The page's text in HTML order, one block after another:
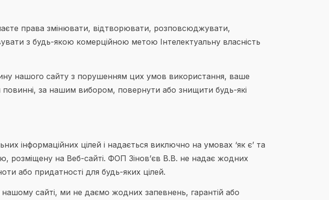
права змінювати, відтворювати, розповсюджувати,
з будь-якою комерційною метою Інтелектуальну власність
нашого сайту з порушенням цих умов використання, ваше
за нашим вибором, повернути або знищити будь-які
інформаційних цілей і надається виключно на умовах ‘як є’ та
розміщену на Веб-сайті. ФОП Зінов’єв В.В. не надає жодних
або придатності для будь-яких цілей.
сайті, ми не даємо жодних запевнень, гарантій або